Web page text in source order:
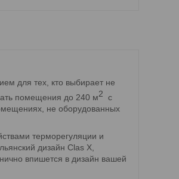
для тех, кто выбирает не
помещения до 240 м2 с
не оборудованных
терморегуляции и
дизайн Clas X,
впишется в дизайн вашей